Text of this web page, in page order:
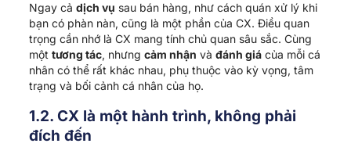
Ngay cả dịch vụ sau bán hàng, như cách quán xử lý khi
bạn có phàn nàn, cũng là một phần của CX. Điều quan
trọng cần nhớ là CX mang tính chủ quan sâu sắc. Cùng
một tương tác, nhưng cảm nhận và đánh giácủa mỗi cá
nhân có thể rất khác nhau, phụ thuộc vào kỳ vọng, tâm
trạng và bối cảnh cá nhân của họ.
1.2. CX là một hành trình, không phải
đích đến